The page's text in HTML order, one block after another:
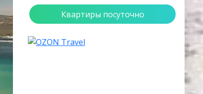
Квартиры посуточно